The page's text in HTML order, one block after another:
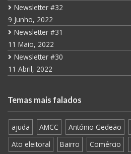
Newsletter #32
9 Junho, 2022
Newsletter #31
11 Maio, 2022
Newsletter #30
11 Abril, 2022
Temas mais falados
ajuda AMCC António Gedeão
Ato eleitoral
Bairro Comércio